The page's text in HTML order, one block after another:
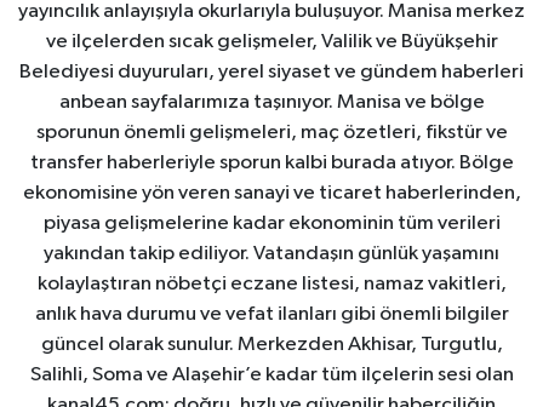
yayıncılık anlayışıyla okurlarıyla buluşuyor. Manisa merkez
ve ilçelerden sıcak gelişmeler, Valilik ve Büyükşehir
Belediyesi duyuruları, yerel siyaset ve gündem haberleri
anbean sayfalarımıza taşınıyor. Manisa ve bölge
sporunun önemli gelişmeleri, maç özetleri, fikstür ve
transfer haberleriyle sporun kalbi burada atıyor. Bölge
ekonomisine yön veren sanayi ve ticaret haberlerinden,
piyasa gelişmelerine kadar ekonominin tüm verileri
yakından takip ediliyor. Vatandaşın günlük yaşamını
kolaylaştıran nöbetçi eczane listesi, namaz vakitleri,
anlık hava durumu ve vefat ilanları gibi önemli bilgiler
güncel olarak sunulur. Merkezden Akhisar, Turgutlu,
Salihli, Soma ve Alaşehir’e kadar tüm ilçelerin sesi olan